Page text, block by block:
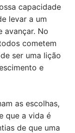
capacidade
levar a um
avançar. No
cometem
ser uma lição
e
as escolhas,
que a vida é
de que uma